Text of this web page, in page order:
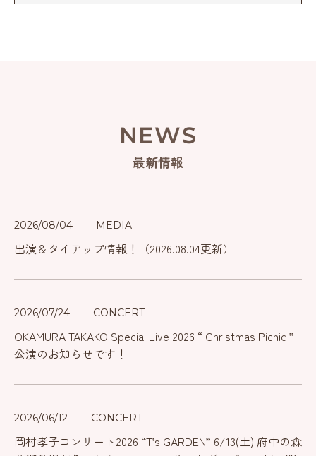
NEWS
最新情報
2026/08/04 MEDIA
出演＆タイアップ情報！（2026.08.04更新）
2026/07/24 CONCERT
OKAMURA TAKAKO Special Live 2026 “ Christmas Picnic ”
公演のお知らせです！
2026/06/12 CONCERT
岡村孝子コンサート2026 “T’s GARDEN” 6/13(土) 府中の森